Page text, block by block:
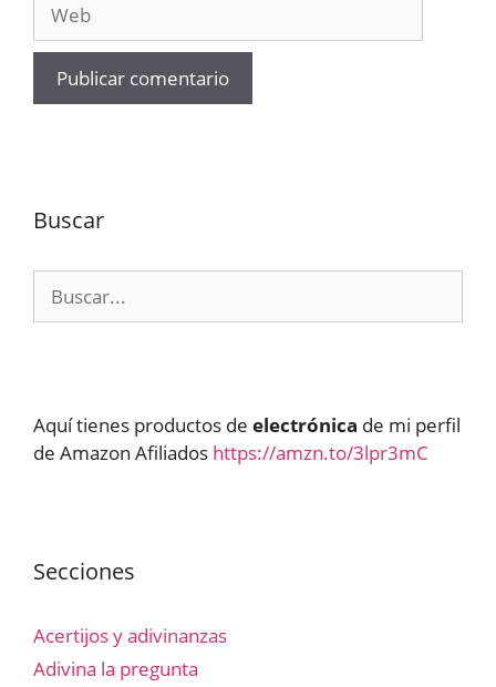
Buscar
Aquí tienes productos de electrónica de mi perfil
de Amazon Afiliados https://amzn.to/3lpr3mC
Secciones
Acertijos y adivinanzas
Adivina la pregunta